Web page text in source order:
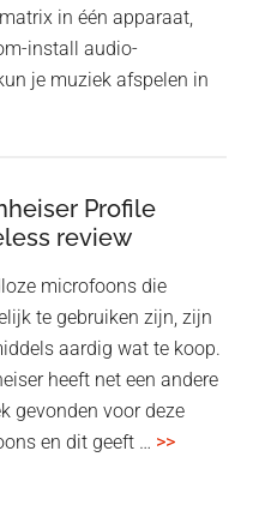
in één apparaat,
install audio-
je muziek afspelen in
Profile
review
microfoons die
te gebruiken zijn, zijn
aardig wat te koop.
heeft net een andere
gevonden voor deze
en dit geeft … >>